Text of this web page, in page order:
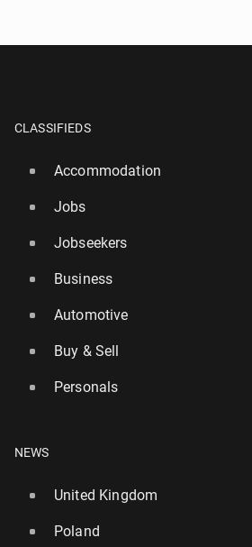
CLASSIFIEDS
Accommodation
Jobs
Jobseekers
Business
Automotive
Buy & Sell
Personals
NEWS
United Kingdom
Poland